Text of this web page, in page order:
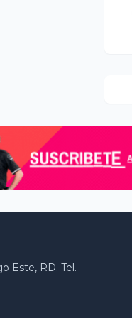
Este, RD. Tel.-